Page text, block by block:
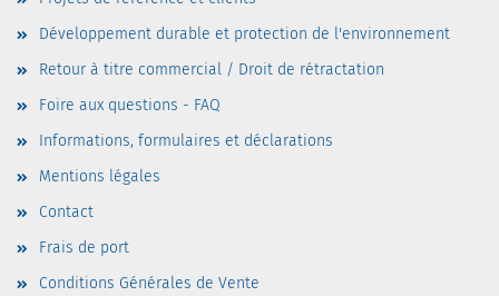
Développement durable et protection de l'environnement
Retour à titre commercial / Droit de rétractation
Foire aux questions - FAQ
Informations, formulaires et déclarations
Mentions légales
Contact
Frais de port
Conditions Générales de Vente